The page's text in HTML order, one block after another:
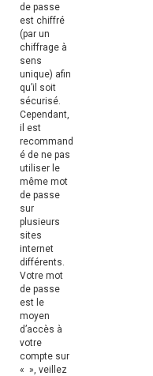
de passe
est chiffré
(par un
chiffrage à
sens
unique) afin
qu’il soit
sécurisé.
Cependant,
il est
recommand
é de ne pas
utiliser le
même mot
de passe
sur
plusieurs
sites
internet
différents.
Votre mot
de passe
est le
moyen
d’accès à
votre
compte sur
« », veillez